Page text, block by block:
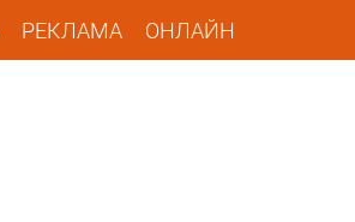
РЕКЛАМА ОНЛАЙН